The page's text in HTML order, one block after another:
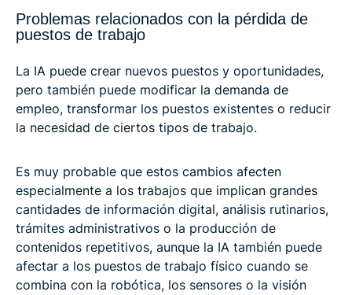
Problemas relacionados con la pérdida de
puestos de trabajo
La IA puede crear nuevos puestos y oportunidades,
pero también puede modificar la demanda de
empleo, transformar los puestos existentes o reducir
la necesidad de ciertos tipos de trabajo.
Es muy probable que estos cambios afecten
especialmente a los trabajos que implican grandes
cantidades de información digital, análisis rutinarios,
trámites administrativos o la producción de
contenidos repetitivos, aunque la IA también puede
afectar a los puestos de trabajo físico cuando se
combina con la robótica, los sensores o la visión